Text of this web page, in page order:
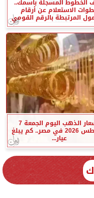
الاستعلام عن أرقام
المرتبطة بالرقم القومي
أسعار الذهب اليوم الجمعة 7
أغسطس 2026 في مصر.. كم يبلغ
عيار...